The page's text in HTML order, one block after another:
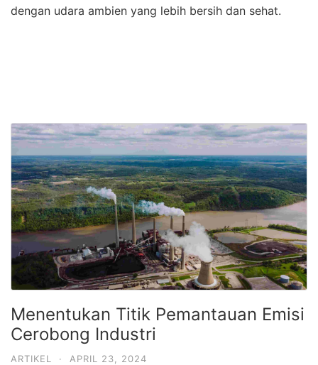
dengan udara ambien yang lebih bersih dan sehat.
Menentukan Titik Pemantauan Emisi
Cerobong Industri
ARTIKEL · APRIL 23, 2024